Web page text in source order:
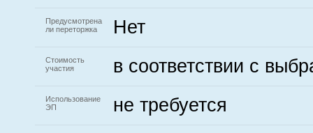
Предусмотрена
ли переторжка
Нет
Стоимость
участия
в соответствии с
Использование
ЭП
не требуется